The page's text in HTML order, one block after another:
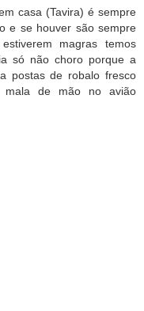
casa (Tavira) é sempre
e se houver são sempre
magras temos
só não choro porque a
postas de robalo fresco
mala de mão no avião